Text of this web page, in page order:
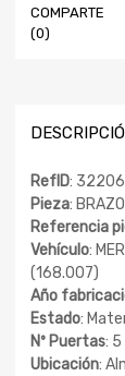
COMPARTE
(0)
RefID:
Pieza:
Referencia
Vehículo:
(168.007)
Año
Estado:
Nº Puertas: 5
Ubicación: